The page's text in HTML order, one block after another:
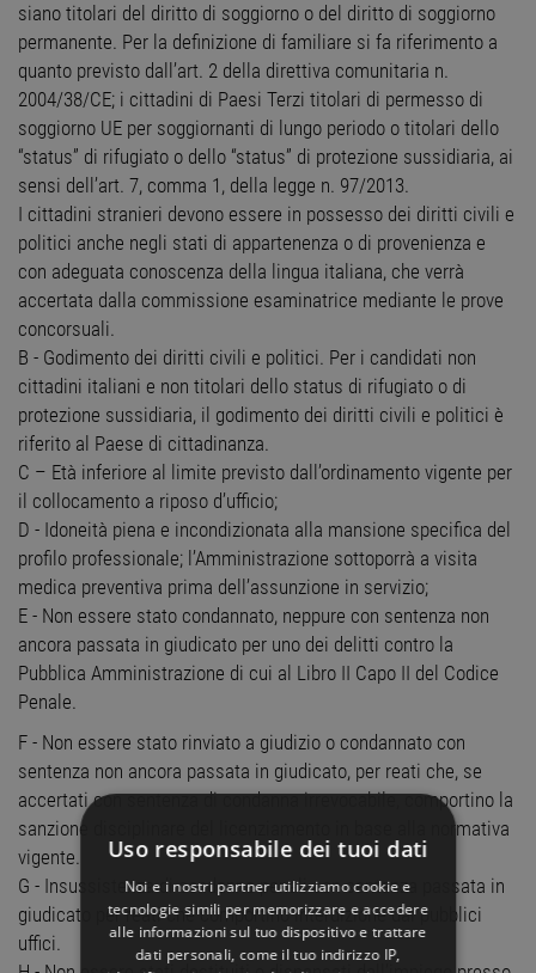
siano titolari del diritto di soggiorno o del diritto di soggiorno
permanente. Per la definizione di familiare si fa riferimento a
quanto previsto dall’art. 2 della direttiva comunitaria n.
2004/38/CE; i cittadini di Paesi Terzi titolari di permesso di
soggiorno UE per soggiornanti di lungo periodo o titolari dello
“status” di rifugiato o dello “status” di protezione sussidiaria, ai
sensi dell’art. 7, comma 1, della legge n. 97/2013.
I cittadini stranieri devono essere in possesso dei diritti civili e
politici anche negli stati di appartenenza o di provenienza e
con adeguata conoscenza della lingua italiana, che verrà
accertata dalla commissione esaminatrice mediante le prove
concorsuali.
B - Godimento dei diritti civili e politici. Per i candidati non
cittadini italiani e non titolari dello status di rifugiato o di
protezione sussidiaria, il godimento dei diritti civili e politici è
riferito al Paese di cittadinanza.
C – Età inferiore al limite previsto dall’ordinamento vigente per
il collocamento a riposo d’ufficio;
D - Idoneità piena e incondizionata alla mansione specifica del
profilo professionale; l’Amministrazione sottoporrà a visita
medica preventiva prima dell’assunzione in servizio;
E - Non essere stato condannato, neppure con sentenza non
ancora passata in giudicato per uno dei delitti contro la
Pubblica Amministrazione di cui al Libro II Capo II del Codice
Penale.
F - Non essere stato rinviato a giudizio o condannato con
sentenza non ancora passata in giudicato, per reati che, se
accertati con sentenza di condanna irrevocabile, comportino la
sanzione disciplinare del licenziamento in base alla normativa
vigente.
G - Insussistenza di condanne penali con sentenza passata in
giudicato per reati che comportino interdizione dai pubblici
uffici.
Uso responsabile dei tuoi dati
Noi e i nostri partner utilizziamo cookie e
tecnologie simili per memorizzare e accedere
alle informazioni sul tuo dispositivo e trattare
dati personali, come il tuo indirizzo IP,